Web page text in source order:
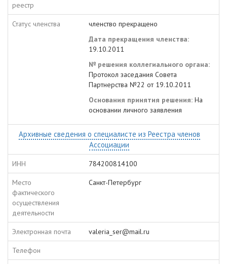
реестр
Статус членства
членство прекращено
Дата прекращения членства:
19.10.2011
№ решения коллегиального органа:
Протокол заседания Совета
Партнерства №22 от 19.10.2011
Основания принятия решения: На
основании личного заявления
Архивные сведения о специалисте из Реестра членов
Ассоциации
ИНН 784200814100
Место
фактического
осуществления
деятельности
Санкт-Петербург
Электронная почта valeria_ser@mail.ru
Телефон